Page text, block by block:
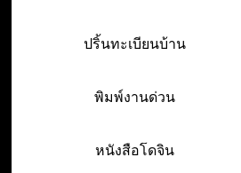
ปริ้นทะเบียนบ้าน
พิมพ์งานด่วน
หนังสือโดจิน